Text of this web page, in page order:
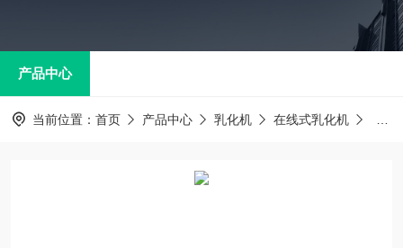
产品中心
当前位置： 首页 产品中心 乳化机 在线式乳化机